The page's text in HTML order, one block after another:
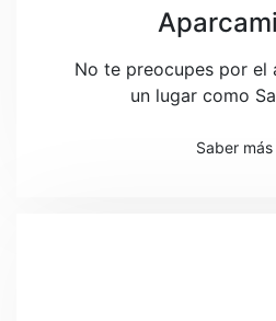
No te preocupes por el
un lugar como
Saber más